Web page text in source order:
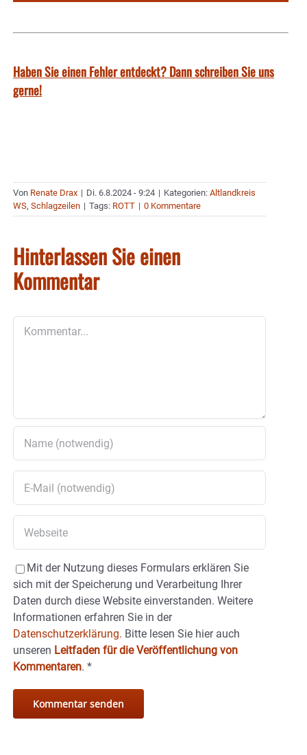
Haben Sie einen Fehler entdeckt? Dann schreiben Sie uns
gerne!
Von Renate Drax | Di. 6.8.2024 - 9:24 | Kategorien: Altlandkreis
WS, Schlagzeilen | Tags: ROTT | 0 Kommentare
Hinterlassen Sie einen
Kommentar
Mit der Nutzung dieses Formulars erklären Sie
sich mit der Speicherung und Verarbeitung Ihrer
Daten durch diese Website einverstanden. Weitere
Informationen erfahren Sie in der
Datenschutzerklärung. Bitte lesen Sie hier auch
unseren Leitfaden für die Veröffentlichung von
Kommentaren. *